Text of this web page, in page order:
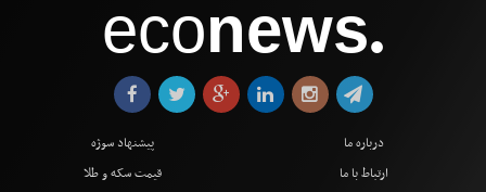
econews●
درباره ما
ارتباط با ما
پیشنهاد سوژه
قیمت سکه و طلا